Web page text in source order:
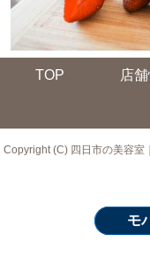
TOP 店
Copyright (C) 四日市の美容
モ